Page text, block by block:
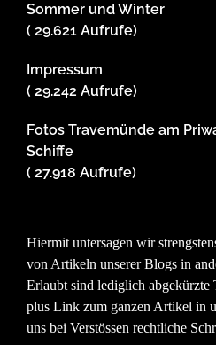
Sommer und Winter
( 29.621 Aufrufe)
Impressum
( 29.242 Aufrufe)
Fotos Travemünde am
Schiffe
( 27.918 Aufrufe)
Hiermit untersagen wir
von Artikeln unserer Blogs in
Erlaubt sind lediglich abgekürzte
plus Link zum ganzen Artikel in
uns bei Verstössen rechtliche